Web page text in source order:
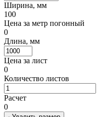
Ширина, мм
100
Цена за метр погонный
0
Длина, мм
Цена за лист
0
Количество листов
Расчет
0